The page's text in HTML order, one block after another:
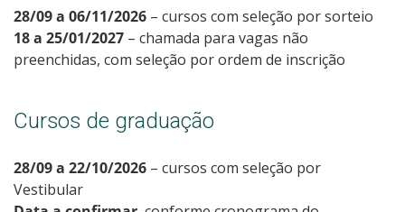
28/09 a 06/11/2026 – cursos com seleção por sorteio
18 a 25/01/2027 – chamada para vagas não
preenchidas, com seleção por ordem de inscrição
Cursos de graduação
28/09 a 22/10/2026 – cursos com seleção por
Vestibular